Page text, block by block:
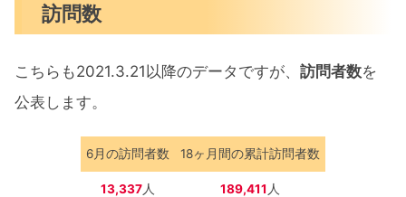
訪問数
こちらも2021.3.21以降のデータですが、 訪問者数を
公表します。
6月の訪問者数 18ヶ月間の累計訪問者数
13,337人 189,411 人